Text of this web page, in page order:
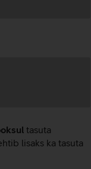
tasuta
lisaks ka tasuta